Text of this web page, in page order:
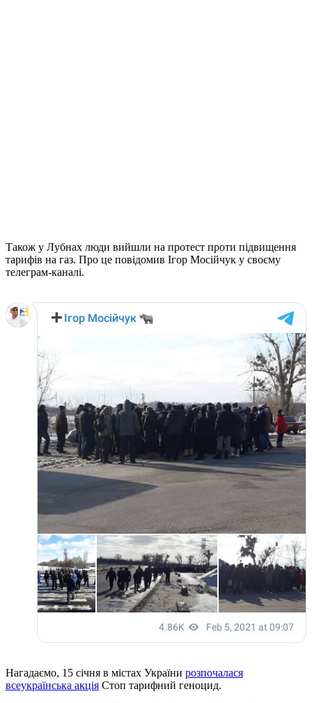
Також у Лубнах люди вийшли на протест проти підвищення
тарифів на газ. Про це повідомив Ігор Мосійчук у своєму
телеграм-каналі.
Нагадаємо, 15 січня в містах України розпочалася
всеукраїнська акція Стоп тарифний геноцид.